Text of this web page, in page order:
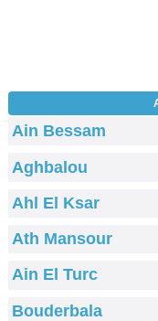
Ain Bessam
Aghbalou
Ahl El Ksar
Ath Mansour
Ain El Turc
Bouderbala